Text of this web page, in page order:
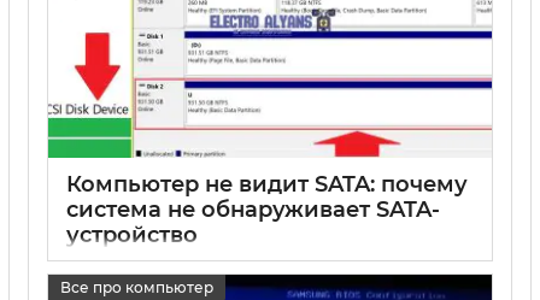
Компьютер не видит SATA: почему
система не обнаруживает SATA-
устройство
17 05 2025 0
Все про компьютер